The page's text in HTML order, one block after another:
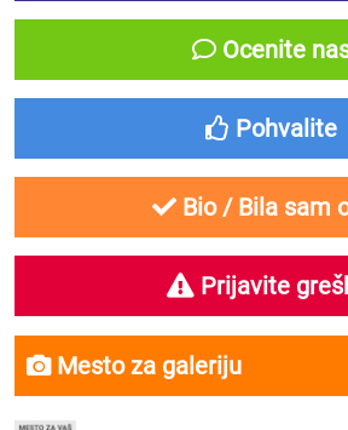
Ocenite
Pohvalite
Bio / Bila sam
Prijavite
Mesto za galeriju